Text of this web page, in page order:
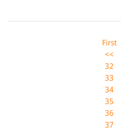
First
<<
32
33
34
35
36
37